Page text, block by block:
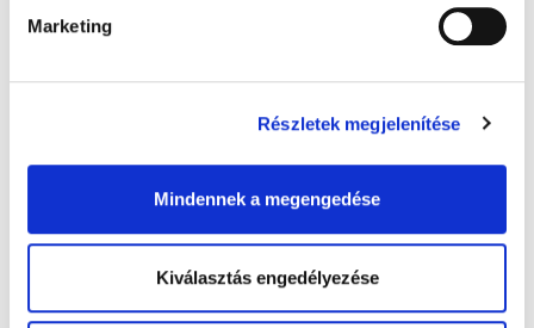
Marketing
Részletek megjelenítése
Mindennek a megengedése
Kiválasztás engedélyezése